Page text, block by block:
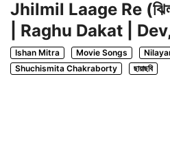
Jhilmil Laage Re
| Raghu Dakat |
Ishan Mitra Movie Songs
Shuchismita Chakraborty
ছায়াছবি